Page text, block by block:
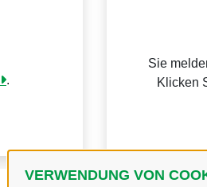
VERWENDUNG VON
.
Sie
Klicken